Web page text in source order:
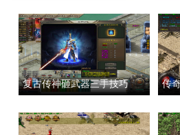
复古传神砸武器三手技巧